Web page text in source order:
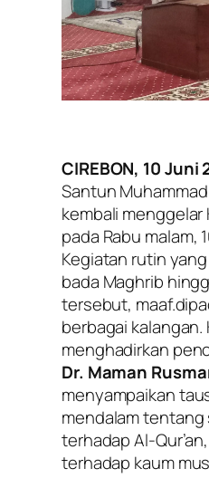
CIREBON, 10 Juni
Santun
kembali menggelar
pada Rabu malam,
Kegiatan rutin
bada Maghrib
tersebut,
berbagai kalangan.
menghadirkan
Dr. Maman
menyampaikan
mendalam tentang
terhadap Al-
terhadap kaum